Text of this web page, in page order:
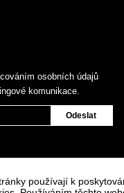
osobních údajů
komunikace.
používají k